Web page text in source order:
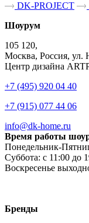
DK-PROJECT
Шоурум
105 120,
Москва, Россия, ул.
Центр дизайна
+7 (495) 920 04 40
+7 (915) 077 44 06
info@dk-home.ru
Время работы
Понедельник-
Суббота: c 11:00 до
Воскресенье
Бренды